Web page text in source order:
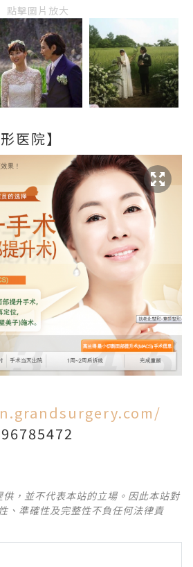
點擊圖片放大
医院】
，並不代表本站的立場。因此本站對
、準確性及完整性不負任何法律責